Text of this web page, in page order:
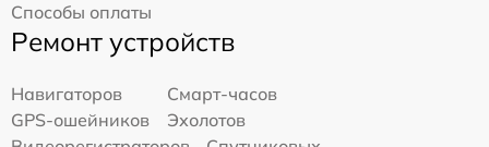
Способы оплаты
Ремонт устройств
Навигаторов
Смарт-часов
GPS-ошейников
Эхолотов